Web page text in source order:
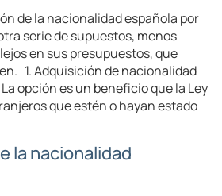
de la nacionalidad española por
serie de supuestos, menos
en sus presupuestos, que
1. Adquisición de nacionalidad
opción es un beneficio que la Ley
que estén o hayan estado
la nacionalidad